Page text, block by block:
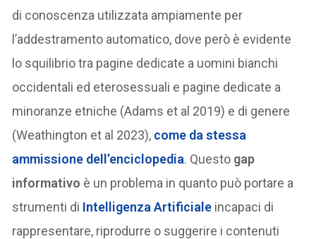
di conoscenza utilizzata ampiamente per
l’addestramento automatico, dove però è evidente
lo squilibrio tra pagine dedicate a uomini bianchi
occidentali ed eterosessuali e pagine dedicate a
minoranze etniche (Adams et al 2019) e di genere
(Weathington et al 2023), come da stessa
ammissione dell’enciclopedia. Questo gap
informativo è un problema in quanto può portare a
strumenti di Intelligenza Artificiale incapaci di
rappresentare, riprodurre o suggerire i contenuti